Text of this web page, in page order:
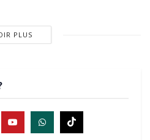
PLUS